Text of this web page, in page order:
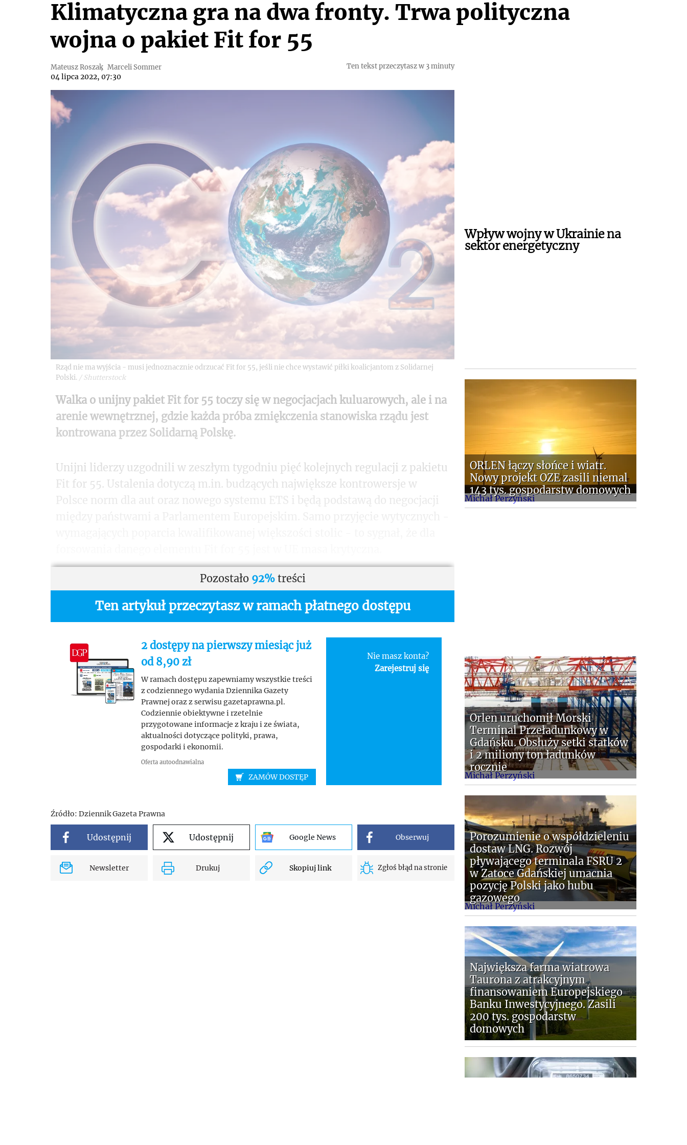
Klimatyczna gra na dwa fronty. Trwa polityczna
wojna o pakiet Fit for 55
Mateusz Roszak Marceli Sommer
04 lipca 2022, 07:30
Ten tekst przeczytasz w 3 minuty
Rząd nie ma wyjścia - musi jednoznacznie odrzucać Fit for 55, jeśli nie chce wystawić piłki koalicjantom z Solidarnej
Polski. / Shutterstock
Walka o unijny pakiet Fit for 55 toczy się w negocjacjach kuluarowych, ale i na
arenie wewnętrznej, gdzie każda próba zmiękczenia stanowiska rządu jest
kontrowana przez Solidarną Polskę.
Unijni liderzy uzgodnili w zeszłym tygodniu pięć kolejnych regulacji z pakietu
Fit for 55. Ustalenia dotyczą m.in. budzących największe kontrowersje w
Polsce norm dla aut oraz nowego systemu ETS i będą podstawą do negocjacji
Pozostało 92%treści
Ten artykuł przeczytasz w ramach płatnego dostępu
2 dostępy na pierwszy miesiąc już
od 8,90 zł
W ramach dostępu zapewniamy wszystkie treści
z codziennego wydania Dziennika Gazety
Prawnej oraz z serwisu gazetaprawna.pl.
Codziennie obiektywne i rzetelnie
przygotowane informacje z kraju i ze świata,
aktualności dotyczące polityki, prawa,
gospodarki i ekonomii.
Oferta autoodnawialna
ZAMÓW DOSTĘP
Nie masz konta?
Zarejestruj się
Źródło: Dziennik Gazeta Prawna
Udostępnij Udostępnij Google News Obserwuj
Newsletter Drukuj Skopiuj link Zgłoś błąd na stronie
Wpływ wojny w Ukrainie na
sektor energetyczny
Michał Perzyński
ORLEN łączy słońce i wiatr.
Nowy projekt OZE zasili niemal
143 tys. gospodarstw domowych
Michał Perzyński
Orlen uruchomił Morski
Terminal Przeładunkowy w
Gdańsku. Obsłuży setki statków
i 2 miliony ton ładunków
rocznie
Michał Perzyński
Porozumienie o współdzieleniu
dostaw LNG. Rozwój
pływającego terminala FSRU 2
w Zatoce Gdańskiej umacnia
pozycję Polski jako hubu
gazowego
Największa farma wiatrowa
Taurona z atrakcyjnym
finansowaniem Europejskiego
Banku Inwestycyjnego. Zasili
200 tys. gospodarstw
domowych